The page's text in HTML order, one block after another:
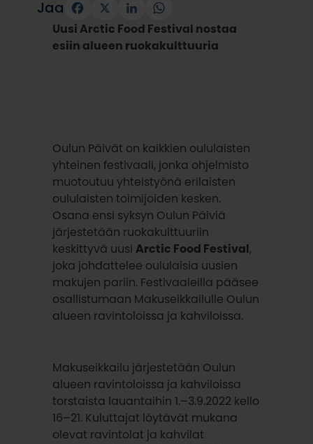
Jaa Facebook
X LinkedInWhatsApp
Uusi Arctic Food Festival nostaa
esiin alueen ruokakulttuuria
Oulun Päivät on kaikkien oululaisten
yhteinen festivaali, jonka ohjelmisto
muotoutuu yhteistyönä erilaisten
oululaisten toimijoiden kesken.
Osana ensi syksyn Oulun Päiviä
järjestetään ruokakulttuuriin
keskittyvä uusi Arctic Food Festival ,
joka johdattelee oululaisia uusien
makujen pariin. Festivaaleilla pääsee
osallistumaan Makuseikkailulle Oulun
alueen ravintoloissa ja kahviloissa.
Makuseikkailu järjestetään Oulun
alueen ravintoloissa ja kahviloissa
torstaista lauantaihin 1.–3.9.2022 kello
16–21. Kuluttajat löytävät mukana
olevat ravintolat ja kahvilat